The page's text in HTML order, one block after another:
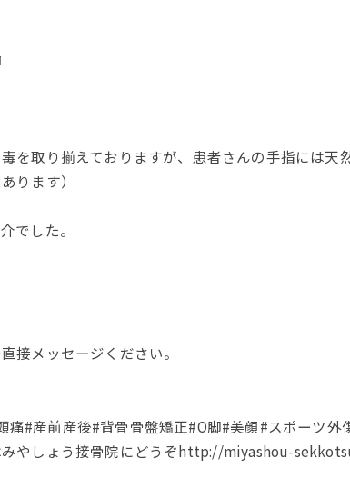
を取り揃えておりますが、患者さんの手指には
ります）
でした。
接メッセージください。
#産前産後#背骨骨盤矯正#O脚#美顔#スポーツ
やしょう接骨院にどうぞhttp://miyashou-